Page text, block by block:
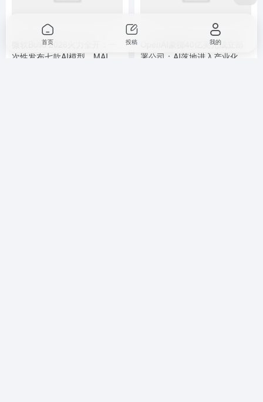
微软Build 2026火力全开：一
次性发布七款AI模型，MAI系
OpenAI豪掷40亿美元成立部
署公司：AI落地进入产业化新
首页 投稿 我的